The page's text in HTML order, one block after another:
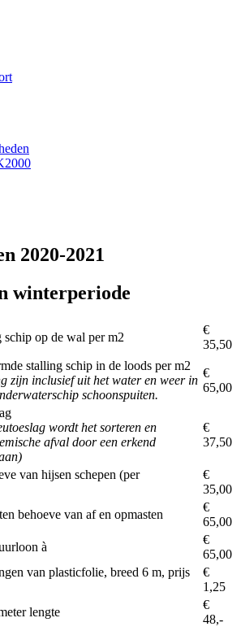
2020-2021
winterperiode
op de wal per m2
€
35,50
stalling schip in de loods per m2
zijn inclusief uit het water en weer in
schoonspuiten.
€
65,00
wordt het sorteren en
afval door een erkend
€
37,50
van hijsen schepen (per
€
35,00
behoeve van af en opmasten
€
65,00
à
€
65,00
van plasticfolie, breed 6 m, prijs
€
1,25
lengte
€
48,-